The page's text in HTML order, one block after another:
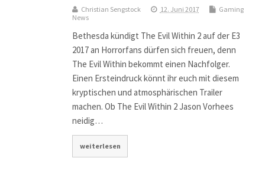
Christian Sengstock 12. Juni 2017
Gaming
News
Bethesda kündigt The Evil Within 2 auf der E3
2017 an Horrorfans dürfen sich freuen, denn
The Evil Within bekommt einen Nachfolger.
Einen Ersteindruck könnt ihr euch mit diesem
kryptischen und atmosphärischen Trailer
machen. Ob The Evil Within 2 Jason Vorhees
neidig…
weiterlesen